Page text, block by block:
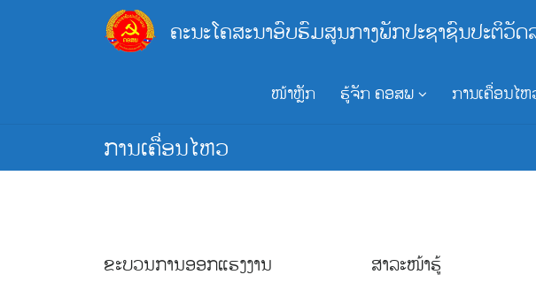
ຄະນະໂຄສະນາອົບຮົມສູນກາງພັກປະຊາຊົນປະຕິວັດ
ໜ້າຫຼັກ ຮູ້ຈັກ ຄອສພ ການເຄື່ອນໄ
ການເຄື່ອນໄຫວ
ຂະບວນການອອກແຮງງານ ສາລະໜ້າຮູ້